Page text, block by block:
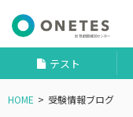
テスト
HOME 受験情報ブログ